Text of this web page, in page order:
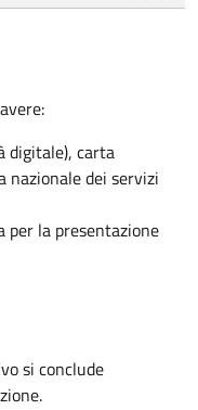
digitale), carta
nazionale dei servizi
la presentazione
si conclude